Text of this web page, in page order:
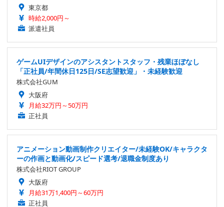
東京都
時給2,000円～
派遣社員
ゲームUIデザインのアシスタントスタッフ・残業ほぼなし
「正社員/年間休日125日/SE志望歓迎」・未経験歓迎
株式会社GUM
大阪府
月給32万円～50万円
正社員
アニメーション動画制作クリエイター/未経験OK/キャラクタ
ーの作画と動画化/スピード選考/退職金制度あり
株式会社RIOT GROUP
大阪府
月給31万1,400円～60万円
正社員